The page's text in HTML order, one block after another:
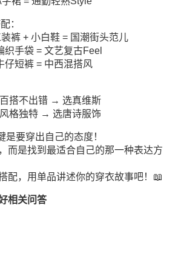
：
裤 + 小白鞋 = 国潮街头范儿
织手袋 = 文艺复古Feel
仔短裤 = 中西混搭风
搭不出错 → 选真维斯
格独特 → 选唐诗服饰
是要穿出自己的态度！
而是找到最适合自己的那一种表达方
配，用单品讲述你的穿衣故事吧！📖
相关问答